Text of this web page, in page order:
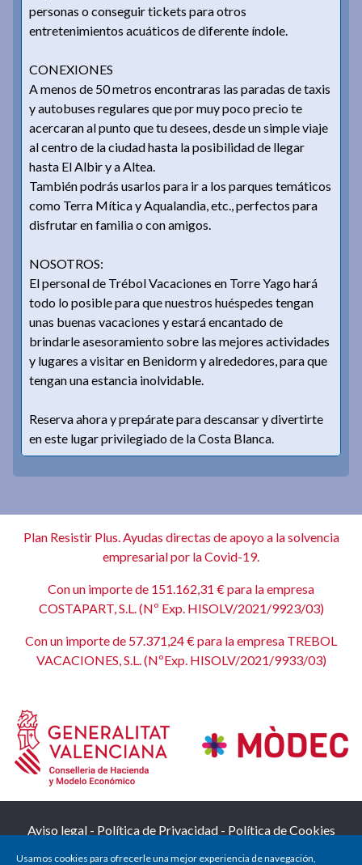
personas o conseguir tickets para otros
entretenimientos acuáticos de diferente índole.
CONEXIONES
A menos de 50 metros encontraras las paradas de taxis
y autobuses regulares que por muy poco precio te
acercaran al punto que tu desees, desde un simple viaje
al centro de la ciudad hasta la posibilidad de llegar
hasta El Albir y a Altea.
También podrás usarlos para ir a los parques temáticos
como Terra Mítica y Aqualandia, etc., perfectos para
disfrutar en familia o con amigos.
NOSOTROS:
El personal de Trébol Vacaciones en Torre Yago hará
todo lo posible para que nuestros huéspedes tengan
unas buenas vacaciones y estará encantado de
brindarle asesoramiento sobre las mejores actividades
y lugares a visitar en Benidorm y alrededores, para que
tengan una estancia inolvidable.
Reserva ahora y prepárate para descansar y divertirte
en este lugar privilegiado de la Costa Blanca.
Plan Resistir Plus. Ayudas directas de apoyo a la solvencia
empresarial por la Covid-19.
Con un importe de 151.162,31 € para la empresa
COSTAPART, S.L. (Nº Exp. HISOLV/2021/9923/03)
Con un importe de 57.371,24 € para la empresa TREBOL
VACACIONES, S.L. (NºExp. HISOLV/2021/9933/03)
Aviso legal- Política de Privacidad- Política de Cookies
Usamos cookies para ofrecerle una mejor experiencia de navegación,